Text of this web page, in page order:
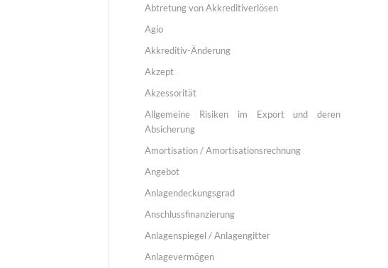
Abtretung von Akkreditiverlösen
Agio
Akkreditiv-Änderung
Akzept
Akzessorität
Allgemeine Risiken im Export und deren
Absicherung
Amortisation / Amortisationsrechnung
Angebot
Anlagendeckungsgrad
Anschlussfinanzierung
Anlagenspiegel / Anlagengitter
Anlagevermögen